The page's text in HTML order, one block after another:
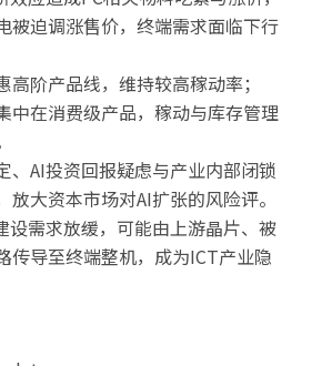
被迫调涨售价，终端需求面临下行
高阶产品线，维持较高稼动率；
中在消费级产品，稼动与库存管理
、AI投资回报疑虑与产业内部闭锁
放大资本市场对AI扩张的风险评。
设需求放缓，可能由上游晶片、被
传导至终端整机，成为ICT产业隐